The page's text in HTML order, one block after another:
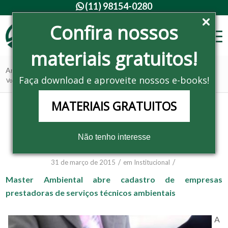
Confira nossos
materiais gratuitos!
Faça download e aproveite nossos e-books!
MATERIAIS GRATUITOS
Não tenho interesse
(11) 98154-0280
Arquivo para categoria: Institucional
Você está aqui: Home / Noticias / Institucional
Procura-se fornecedores
qualificados
31 de março de 2015 / em Institucional /
Master Ambiental abre cadastro de empresas
prestadoras de serviços técnicos ambientais
A